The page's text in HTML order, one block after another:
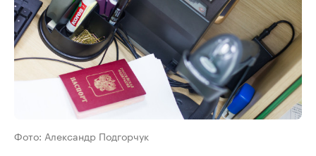
Фото: Александр Подгорчук